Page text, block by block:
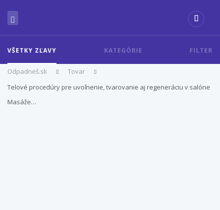
VŠETKY ZĽAVY KATEGÓRIE FILTER
Odpadneš.sk
Tovar
Telové procedúry pre uvoľnenie, tvarovanie aj regeneráciu v salóne
Masáže…